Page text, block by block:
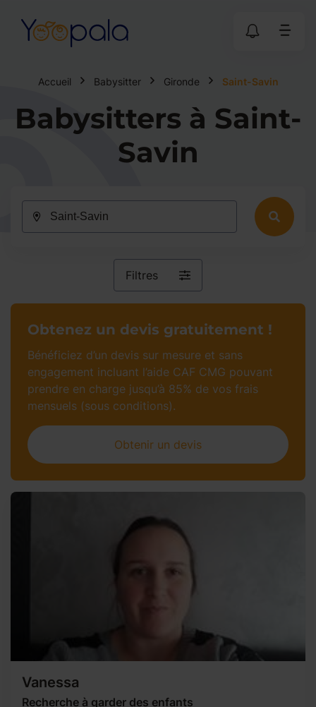
Accueil Babysitter Gironde Saint-Savin
Babysitters à Saint-
Savin
Filtres
Vanessa
Recherche à garder des enfants
Obtenez un devis gratuitement !
Bénéficiez d’un devis sur mesure et sans
engagement incluant l’aide CAF CMG pouvant
prendre en charge jusqu’à 85% de vos frais
mensuels (sous conditions).
Obtenir un devis